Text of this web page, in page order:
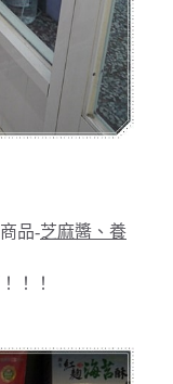
品-芝麻醬、養
！！